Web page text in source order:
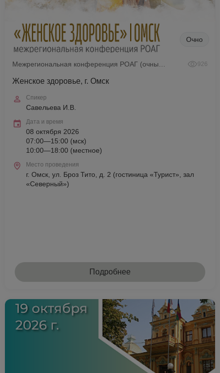
Очно
926
Женское здоровье, г. Омск
Спикер
Савельева И.В.
Дата и время
08 октября 2026
07:00—15:00 (мск)
10:00—18:00 (местное)
Место проведения
г. Омск, ул. Броз Тито, д. 2 (гостиница «Турист», зал
«Северный»)
Подробнее